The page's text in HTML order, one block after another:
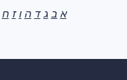
א ב ג ד ה ו ז ח